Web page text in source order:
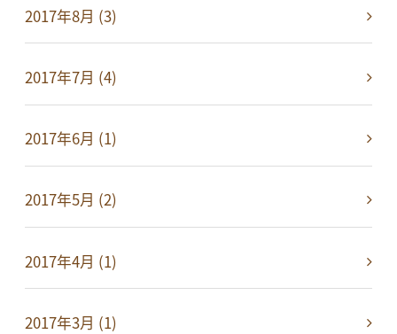
2017年8月 (3)
2017年7月 (4)
2017年6月 (1)
2017年5月 (2)
2017年4月 (1)
2017年3月 (1)